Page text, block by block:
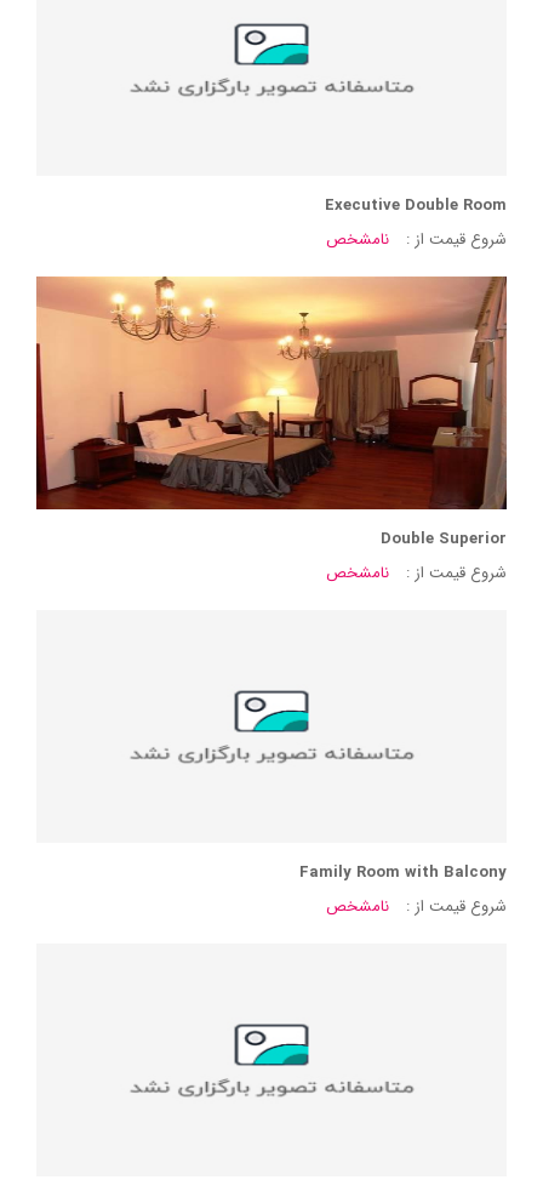
Executive Double Room
شروع قیمت از :
نامشخص
Double Superior
شروع قیمت از :
نامشخص
Family Room with Balcony
شروع قیمت از :
نامشخص